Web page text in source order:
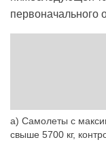
первоначального
a) Самолеты с
свыше 5700 кг,